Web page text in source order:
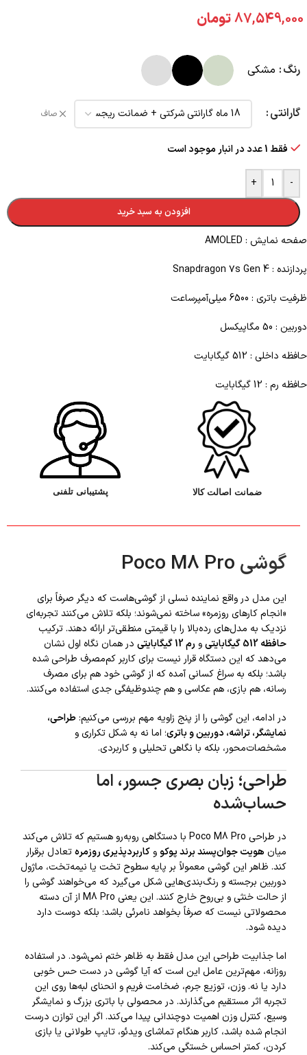
87,549,000تومان
رنگ مشکی
گارانتی صاف
فقط 1 عدد در انبار موجود است
-
+
افزودن به سبد خرید
صفحه نمایش : AMOLED
پردازنده : Snapdragon ۷s Gen 4
ظرفیت باتری : 6500 میلی‌آمپر‌ساعت
دوربین : 50 مگاپیکسل
حافظه داخلی : 512 گیگابایت
حافظه رم : 12 گیگابایت
ضمانت اصالت کالا پشتیبانی تلفنی
گوشی
این مدل در واقع نماینده‌ نسلی از گوشی‌هاست که دیگر صرفاً برای
«انجام کارهای روزمره» ساخته نمی‌شوند؛ بلکه تلاش می‌کنند تجربه‌ای
نزدیک به مدل‌های رده‌بالا را با قیمتی منطقی‌تر ارائه دهند. ترکیب
حافظه 512 گیگابایتی
و رم 12 گیگابایتی
در همان نگاه اول نشان
می‌دهد که این دستگاه قرار نیست برای کاربر کم‌مصرف طراحی شده
باشد؛ بلکه به سراغ کسانی آمده که از گوشی خود هم برای مصرف
رسانه، هم بازی، هم عکاسی و هم چندوظیفگی جدی استفاده می‌کنند.
در ادامه، این گوشی را از پنج زاویه مهم بررسی می‌کنیم: طراحی،
نمایشگر، تراشه، دوربین و باتری؛ اما نه به شکل تکراری و
مشخصات‌محور، بلکه با نگاهی تحلیلی و کاربردی.
طراحی؛ زبان بصری جسور، اما
حساب‌شده
در طراحی Poco M8 Pro با دستگاهی روبه‌رو هستیم که تلاش می‌کند
میان هویت جوان‌پسند برند پوکو و کاربردپذیری روزمرهتعادل برقرار
کند. ظاهر این گوشی معمولاً بر پایه سطوح تخت یا نیمه‌تخت، ماژول
دوربین برجسته و رنگ‌بندی‌هایی شکل می‌گیرد که می‌خواهند گوشی را
از حالت خنثی و بی‌روح خارج کنند. این یعنی M8 Pro از آن دسته
محصولاتی نیست که صرفاً بخواهد نامرئی باشد؛ بلکه دوست دارد
دیده شود.
اما جذابیت طراحی این مدل فقط به ظاهر ختم نمی‌شود. در استفاده
روزانه، مهم‌ترین عامل این است که آیا گوشی در دست حس خوبی
دارد یا نه. وزن، توزیع جرم، ضخامت فریم و انحنای لبه‌ها روی این
تجربه اثر مستقیم می‌گذارند. در محصولی با باتری بزرگ و نمایشگر
وسیع، کنترل وزن اهمیت دوچندانی پیدا می‌کند. اگر این توازن درست
انجام شده باشد، کاربر هنگام تماشای ویدئو، تایپ طولانی یا بازی
کردن، کمتر احساس خستگی می‌کند.